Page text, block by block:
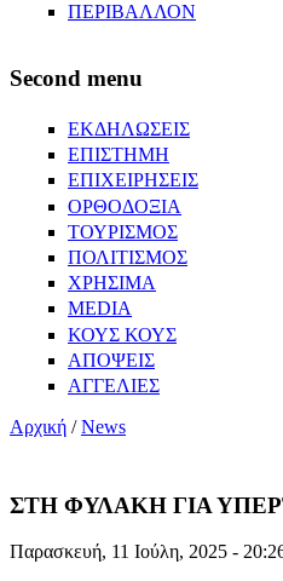
ΠΕΡΙΒΑΛΛΟΝ
Second menu
ΕΚΔΗΛΩΣΕΙΣ
ΕΠΙΣΤΗΜΗ
ΕΠΙΧΕΙΡΗΣΕΙΣ
ΟΡΘΟΔΟΞΙΑ
ΤΟΥΡΙΣΜΟΣ
ΠΟΛΙΤΙΣΜΟΣ
ΧΡΗΣΙΜΑ
MEDIA
ΚΟΥΣ ΚΟΥΣ
ΑΠΟΨΕΙΣ
ΑΓΓΕΛΙΕΣ
Αρχική /News
ΣΤΗ ΦΥΛΑΚΗ ΓΙΑ
Παρασκευή, 11 Ιούλη, 2025 -